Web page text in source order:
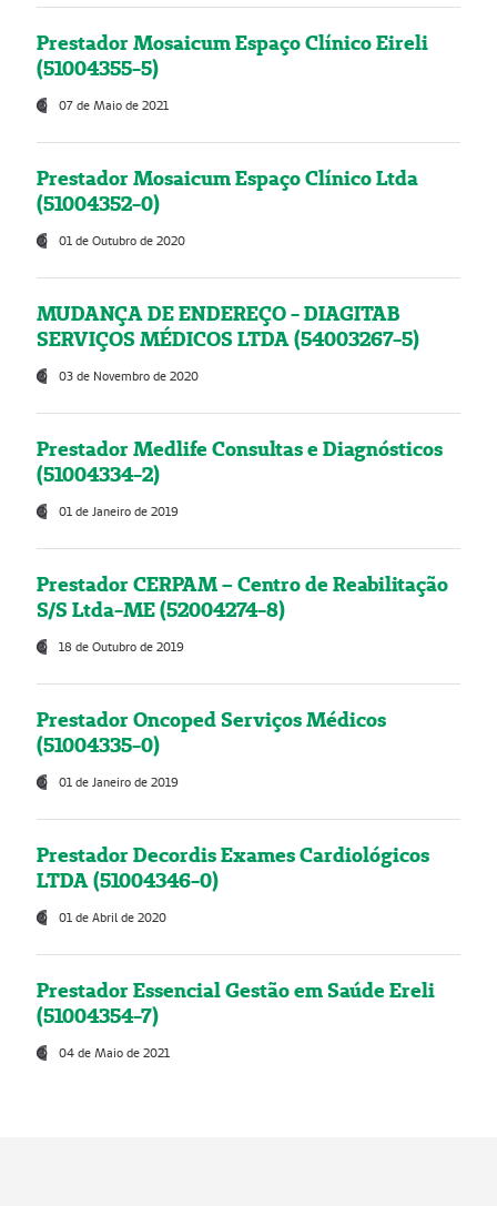
Prestador Mosaicum Espaço Clínico Eireli
(51004355-5)
07 de Maio de 2021
Prestador Mosaicum Espaço Clínico Ltda
(51004352-0)
01 de Outubro de 2020
MUDANÇA DE ENDEREÇO - DIAGITAB
SERVIÇOS MÉDICOS LTDA (54003267-5)
03 de Novembro de 2020
Prestador Medlife Consultas e Diagnósticos
(51004334-2)
01 de Janeiro de 2019
Prestador CERPAM – Centro de Reabilitação
S/S Ltda-ME (52004274-8)
18 de Outubro de 2019
Prestador Oncoped Serviços Médicos
(51004335-0)
01 de Janeiro de 2019
Prestador Decordis Exames Cardiológicos
LTDA (51004346-0)
01 de Abril de 2020
Prestador Essencial Gestão em Saúde Ereli
(51004354-7)
04 de Maio de 2021